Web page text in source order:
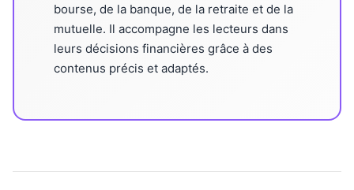
bourse, de la banque, de la retraite et de la
mutuelle. Il accompagne les lecteurs dans
leurs décisions financières grâce à des
contenus précis et adaptés.